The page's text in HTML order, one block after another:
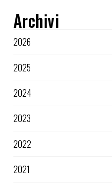
Archivi
2026
2025
2024
2023
2022
2021